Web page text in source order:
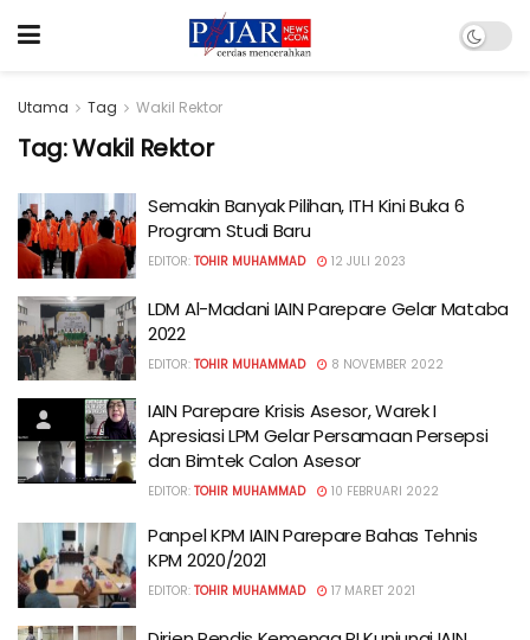
Utama Tag Wakil Rektor
Tag:Wakil Rektor
Semakin Banyak Pilihan, ITH Kini Buka 6
Program Studi Baru
EDITOR: TOHIR MUHAMMAD 12 JULI 2023
LDM Al-Madani IAIN Parepare Gelar Mataba
2022
EDITOR: TOHIR MUHAMMAD 8 NOVEMBER 2022
IAIN Parepare Krisis Asesor, Warek I
Apresiasi LPM Gelar Persamaan Persepsi
dan Bimtek Calon Asesor
EDITOR: TOHIR MUHAMMAD 10 FEBRUARI 2022
Panpel KPM IAIN Parepare Bahas Tehnis
KPM 2020/2021
EDITOR: TOHIR MUHAMMAD 17 MARET 2021